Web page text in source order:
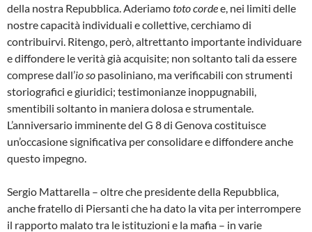
della nostra Repubblica. Aderiamototo cordee, nei limiti delle
nostre capacità individuali e collettive, cerchiamo di
contribuirvi. Ritengo, però, altrettanto importante individuare
e diffondere le verità già acquisite; non soltanto tali da essere
comprese dall’io so pasoliniano, ma verificabili con strumenti
storiografici e giuridici; testimonianze inoppugnabili,
smentibili soltanto in maniera dolosa e strumentale.
L’anniversario imminente del G 8 di Genova costituisce
un’occasione significativa per consolidare e diffondere anche
questo impegno.
Sergio Mattarella – oltre che presidente della Repubblica,
anche fratello di Piersanti che ha dato la vita per interrompere
il rapporto malato tra le istituzioni e la mafia – in varie